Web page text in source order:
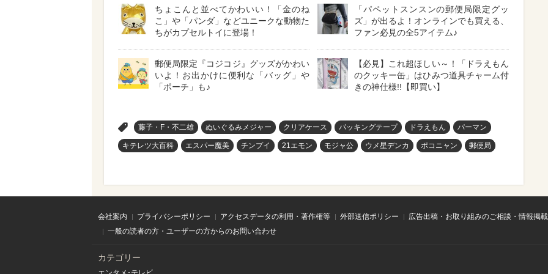
ちょこんと並べてかわいい！「金のね
こ」や「パンダ」などユニークな動物た
ちがカプセルトイに登場！
「パペットスンスンの郵便局限定グッ
ズ」が出るよ！オンラインでも買える、
ファン必見の全5アイテム♪
郵便局限定『コジコジ』グッズがかわい
いよ！お出かけに便利な「バッグ」や
「ポーチ」も♪
【必見】これ超ほしい～！「ドラえもん
のクッキー缶」はひみつ道具チャーム付
きの神仕様!!【即買い】
藤子・F・不二雄 ぬいぐるみメジャー クリアケース パッキングテープ ドラえもん パーマン
キテレツ大百科 エスパー魔美 チンプイ 21エモン モジャ公 ウメ星デンカ ポコニャン 郵便局
会社案内 プライバシーポリシー アクセスデータの利用・著作権等 外部送信ポリシー
広告出稿・お取り組みのご相談・情報掲
一般の読者の方・ユーザーの方からのお問い合わせ
カテゴリー